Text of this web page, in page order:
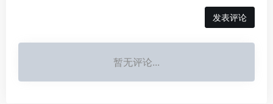
发表评论
暂无评论...